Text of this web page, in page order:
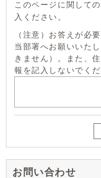
このページに関して
入ください。
（注意）お答えが必
当部署へお願いいた
きません）。また、
報を記入しないでくだ
お問い合わせ